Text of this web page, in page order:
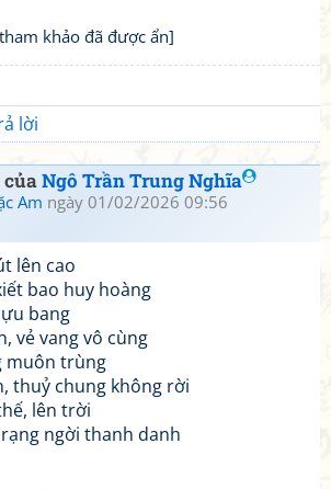
khảo đã được ẩn]
lời
củaNgô Trần Trung Nghĩa
Am ngày 01/02/2026 09:56
lên cao
bao huy hoàng
bang
vẻ vang vô cùng
muôn trùng
thuỷ chung không rời
lên trời
ngời thanh danh